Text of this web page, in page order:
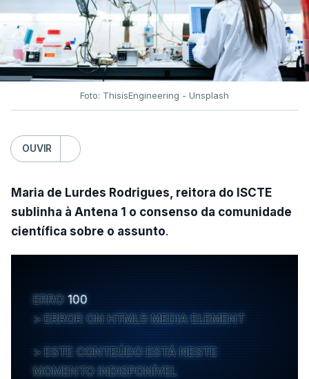
Foto: ThisisEngineering - Unsplash
OUVIR
Maria de Lurdes Rodrigues, reitora do ISCTE
sublinha à Antena 1 o consenso da comunidade
científica sobre o assunto.
ERRO 100
ERROR ON HTML5 MEDIA ELEMENT
ESTE CONTEÚDO ESTÁ NESTE
MOMENTO INDISPONÍVEL